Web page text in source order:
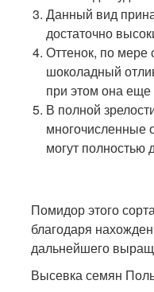
Данный вид
достаточно
Оттенок, по мере
шоколадный
при этом она еще
В полной
многочисленные
могут полностью
Помидор этого
благодаря
дальнейшего
Высевка семян